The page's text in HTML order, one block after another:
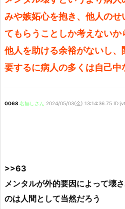
みや嫉妬心を抱き、他人の
てもらうことしか考えないか
他人を助ける余裕がないし、
要するに病人の多くは自己中
0068 名無しさん 2024/05/03(金) 13:14:36.75
>>63
メンタルが外的要因によって壊
のは人間として当然だろう